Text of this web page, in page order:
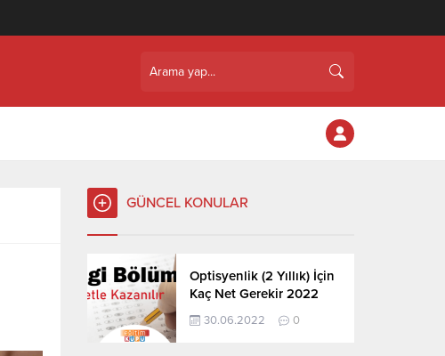
GÜNCEL KONULAR
Optisyenlik (2 Yıllık) İçin
Kaç Net Gerekir 2022
30.06.2022 0